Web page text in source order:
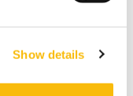
Show details